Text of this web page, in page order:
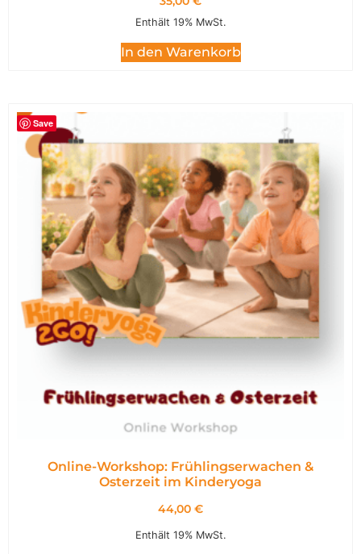
Enthält 19% MwSt.
In den Warenkorb
Save
Online-Workshop: Frühlingserwachen &
Osterzeit im Kinderyoga
44,00 €
Enthält 19% MwSt.